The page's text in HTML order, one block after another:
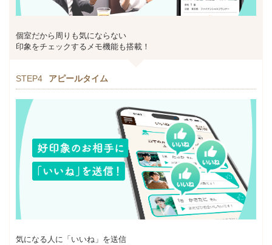
個室だから周りも気にならない
印象をチェックするメモ機能も搭載！
STEP4 アピールタイム
気になる人に「いいね」を送信